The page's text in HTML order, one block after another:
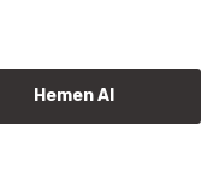
Hemen Al